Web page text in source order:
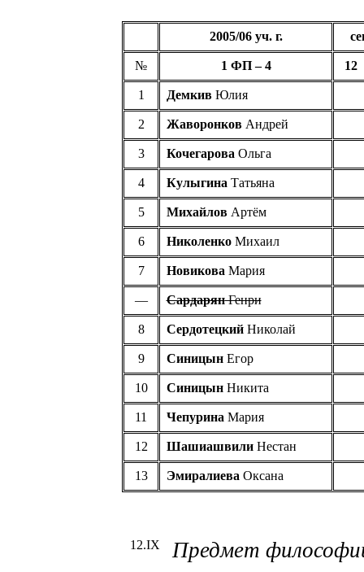
2005/06 уч. г.
№ 1 ФП – 4 12
1 ДемкивЮлия
2 ЖаворонковАндрей
3 Кочегарова Ольга
4 Кулыгина Татьяна
5 МихайловАртём
6 НиколенкоМихаил
7 Новикова Мария
— СардарянГенри
8 СердотецкийНиколай
9 СиницынЕгор
10 СиницынНикита
11 Чепурина Мария
12 ШашиашвилиНестан
13 Эмиралиева Оксана
12.IX Предмет